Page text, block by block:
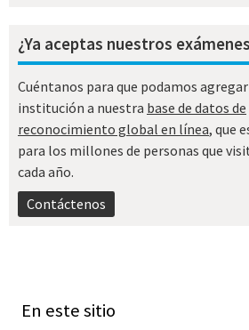
¿Ya aceptas nuestros
Cuéntanos para que podamos
institución a nuestra base de datos de
reconocimiento global en línea, que
para los millones de personas que
cada año.
Contáctenos
En este sitio